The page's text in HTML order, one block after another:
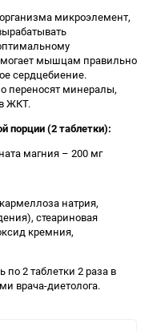
микроэлемент,
мышцам правильно
сердцебиение.
переносят минералы,
ЖКТ.
порции (2 таблетки):
магния – 200 мг
натрия,
стеариновая
кремния,
по 2 таблетки 2 раза в
врача-диетолога.